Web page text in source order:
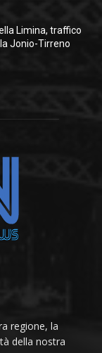
Limina, traffico
Jonio-Tirreno
regione, la
della nostra